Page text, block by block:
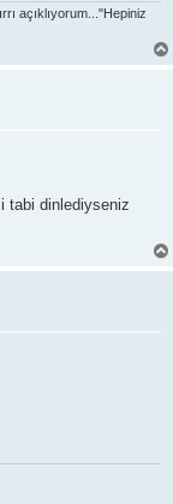
açıklıyorum..."Hepiniz
tabi dinlediyseniz